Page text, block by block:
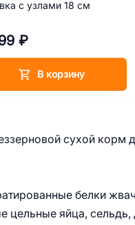
сухой корм
белки
цельные яйца,
с узлами 18 см
₽
В корзину